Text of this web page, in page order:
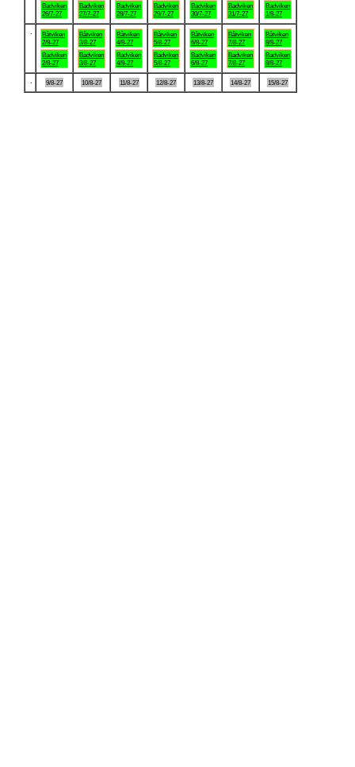
Badviken
26/7-27
Badviken
27/7-27
Badviken
28/7-27
Badviken
29/7-27
Badviken
30/7-27
Badviken
31/7-27
Badviken
1/8-27
Båtviken
2/8-27
Badviken
2/8-27
Båtviken
3/8-27
Badviken
3/8-27
Båtviken
4/8-27
Badviken
4/8-27
Båtviken
5/8-27
Badviken
5/8-27
Båtviken
6/8-27
Badviken
6/8-27
Båtviken
7/8-27
Badviken
7/8-27
Båtviken
8/8-27
Badviken
8/8-27
9/8-27 10/8-27 11/8-27 12/8-27 13/8-27 14/8-27 15/8-27